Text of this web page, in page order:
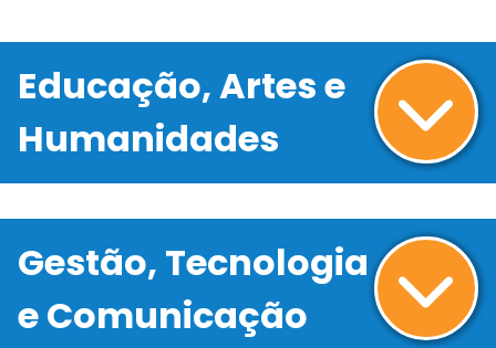
Educação, Artes e
Humanidades
Gestão, Tecnologia
e Comunicação